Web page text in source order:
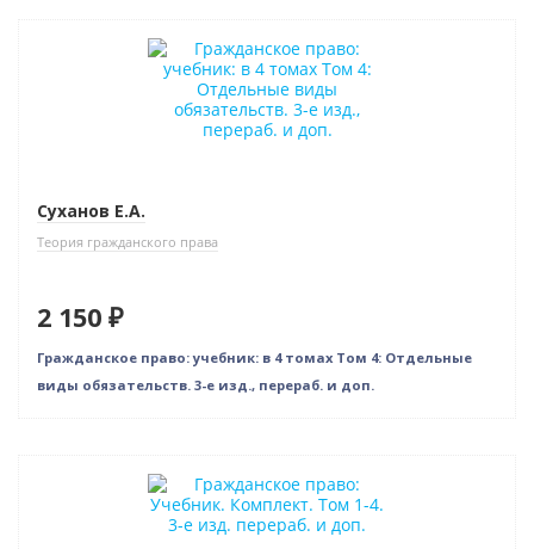
Суханов Е.А.
Теория гражданского права
2 150 ₽
Гражданское право: учебник: в 4 томах Том 4: Отдельные
виды обязательств. 3-е изд., перераб. и доп.
Нет в наличии